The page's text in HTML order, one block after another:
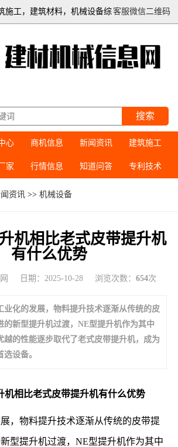
客服微信二维码
施工，建筑材料，机械设备综
搜索
心 商机信息 新闻资讯 建筑施工
家 行情信息 知道问答 专利技术
资讯 >>机械设备
机相比老式皮带提升机
有什么优势
日期：2025-10-28 浏览次数： 654次
业化的发展，物料提升技术逐渐从传统的皮
的新型提升机过渡，NE型提升机作为其中
越的性能逐步取代了老式皮带提升机，成为
设备。
机相比老式皮带提升机有什么优势
，物料提升技术逐渐从传统的皮带提
型提升机过渡，NE型提升机作为其中